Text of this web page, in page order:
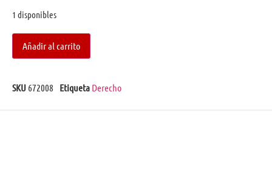
1 disponibles
Añadir al carrito
SKU 672008 Etiqueta Derecho